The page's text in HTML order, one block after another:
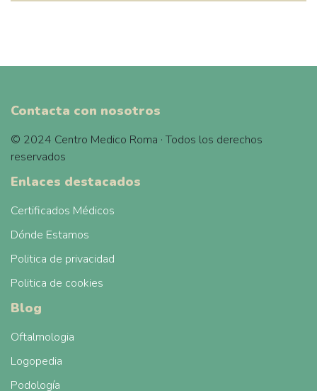
Contacta con nosotros
© 2024 Centro Medico Roma · Todos los derechos
reservados
Enlaces destacados
Certificados Médicos
Dónde Estamos
Politica de privacidad
Politica de cookies
Blog
Oftalmologia
Logopedia
Podología